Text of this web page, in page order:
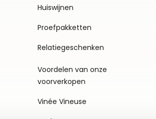
Huiswijnen
Proefpakketten
Relatiegeschenken
Voordelen van onze
voorverkopen
Vinée Vineuse